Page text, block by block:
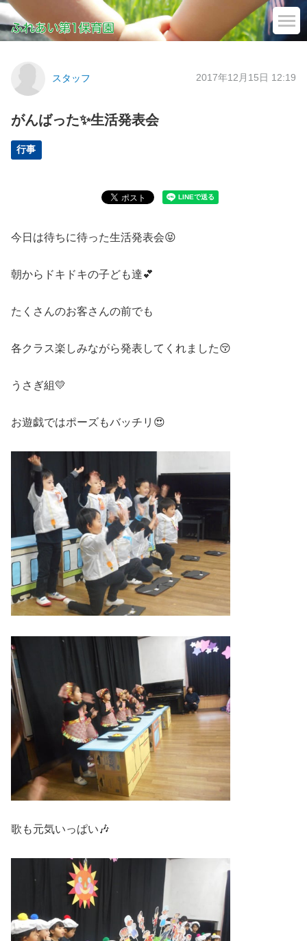
スタッフ 2017年12月15日 12:19
がんばった✨生活発表会
行事
今日は待ちに待った生活発表会😝
朝からドキドキの子ども達💕
たくさんのお客さんの前でも
各クラス楽しみながら発表してくれました😚
うさぎ組💛
お遊戯ではポーズもバッチリ😍
歌も元気いっぱい🎶